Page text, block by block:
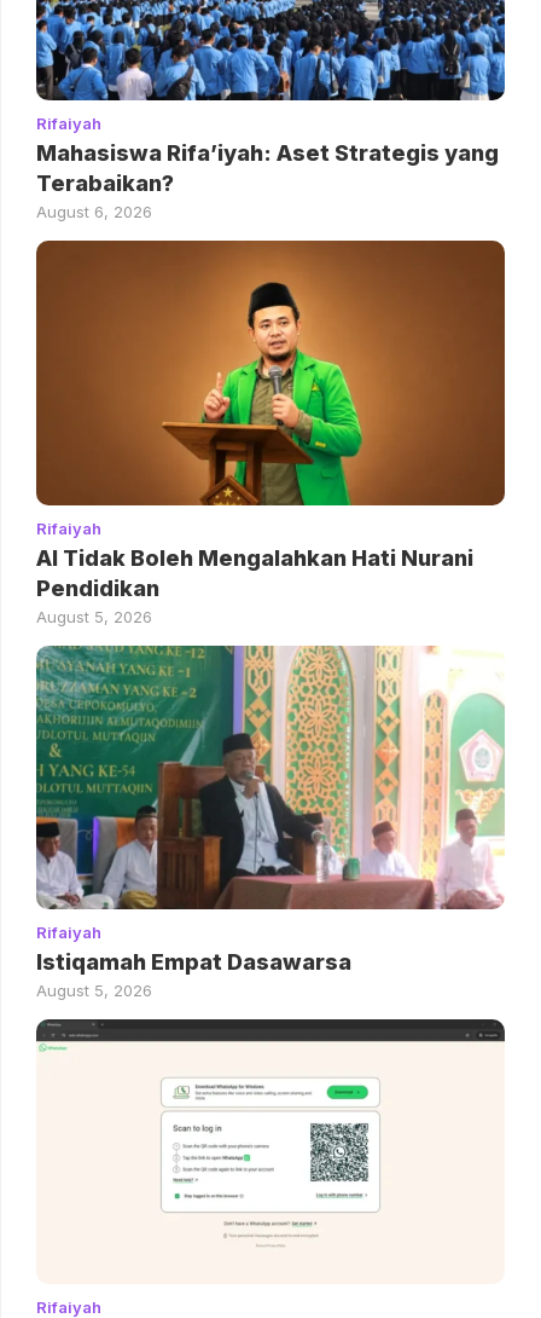
Rifaiyah
Mahasiswa Rifa’iyah: Aset Strategis yang
Terabaikan?
August 6, 2026
Rifaiyah
AI Tidak Boleh Mengalahkan Hati Nurani
Pendidikan
August 5, 2026
Rifaiyah
Istiqamah Empat Dasawarsa
August 5, 2026
Rifaiyah